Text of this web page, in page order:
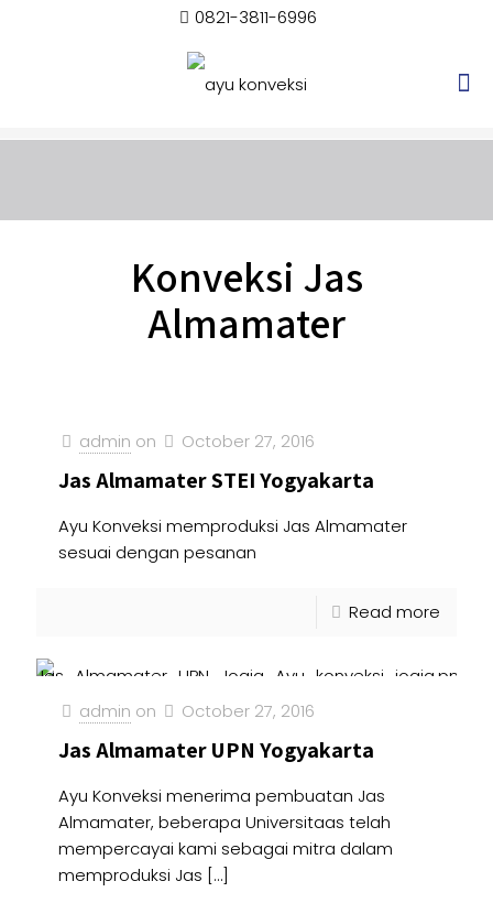
0821-3811-6996
Konveksi Jas
Almamater
admin on October 27, 2016
Jas Almamater STEI Yogyakarta
Ayu Konveksi memproduksi Jas Almamater
sesuai dengan pesanan
Read more
admin on October 27, 2016
Jas Almamater UPN Yogyakarta
Ayu Konveksi menerima pembuatan Jas
Almamater, beberapa Universitaas telah
mempercayai kami sebagai mitra dalam
memproduksi Jas […]